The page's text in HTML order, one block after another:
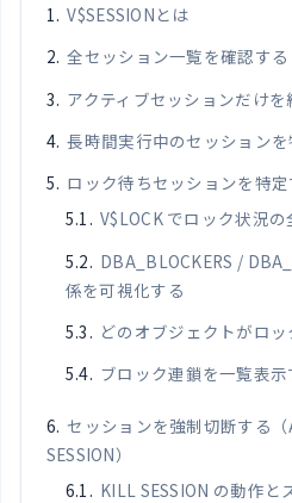
V$SESSIONとは
全セッション一覧を確認する
アクティブセッションだけを
長時間実行中のセッションを
ロック待ちセッションを特定
V$LOCK でロック状況
DBA_BLOCKERS /
係を可視化する
どのオブジェクトがロ
ブロック連鎖を一覧表示
セッションを強制切断する（
SESSION）
KILL SESSION の動作と